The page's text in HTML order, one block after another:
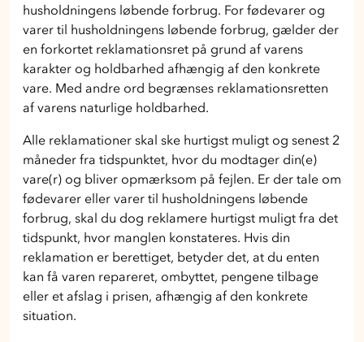
husholdningens løbende forbrug. For fødevarer og
varer til husholdningens løbende forbrug, gælder der
en forkortet reklamationsret på grund af varens
karakter og holdbarhed afhængig af den konkrete
vare. Med andre ord begrænses reklamationsretten
af varens naturlige holdbarhed.
Alle reklamationer skal ske hurtigst muligt og senest 2
måneder fra tidspunktet, hvor du modtager din(e)
vare(r) og bliver opmærksom på fejlen. Er der tale om
fødevarer eller varer til husholdningens løbende
forbrug, skal du dog reklamere hurtigst muligt fra det
tidspunkt, hvor manglen konstateres. Hvis din
reklamation er berettiget, betyder det, at du enten
kan få varen repareret, ombyttet, pengene tilbage
eller et afslag i prisen, afhængig af den konkrete
situation.